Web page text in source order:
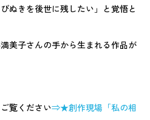
ぬきを後世に残したい」と覚悟と
美子さんの手から生まれる作品が
覧ください⇒★創作現場「私の相